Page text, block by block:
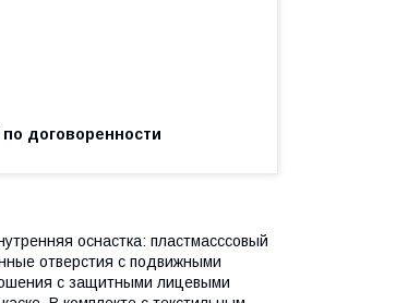
по договоренности
оснастка: пластмасссовый
отверстия с подвижными
с защитными лицевыми